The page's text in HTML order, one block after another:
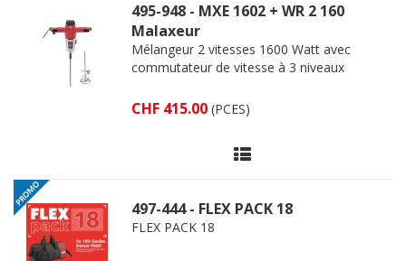
495-948 - MXE 1602 + WR 2 160
Malaxeur
Mélangeur 2 vitesses 1600 Watt avec
commutateur de vitesse à 3 niveaux
CHF 415.00 (PCES)
497-444 - FLEX PACK 18
FLEX PACK 18